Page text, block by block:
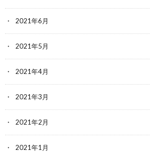
2021年6月
2021年5月
2021年4月
2021年3月
2021年2月
2021年1月